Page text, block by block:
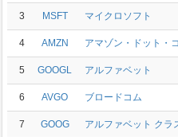
3 MSFT マイクロソフト
4 AMZN アマゾン・ドット・
5 GOOGL アルファベット
6 AVGO ブロードコム
7 GOOG アルファベット クラ